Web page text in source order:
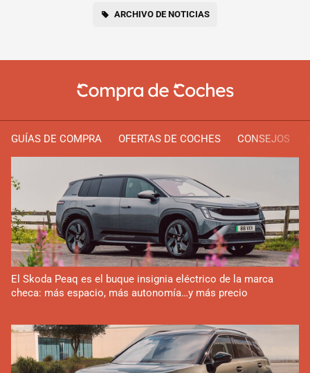
ARCHIVO DE NOTICIAS
GUÍAS DE COMPRA OFERTAS DE COCHES CONSEJOS
El Skoda Peaq es el buque insignia eléctrico de la marca
checa: más espacio, más autonomía…y más precio